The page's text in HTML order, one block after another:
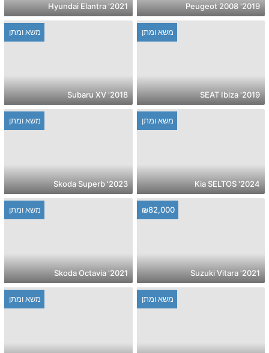
2019' Peugeot 2008
2021' Hyundai Elantra
משא ומתן
2019' SEAT Ibiza
משא ומתן
2018' Subaru XV
משא ומתן
2024' Kia SELTOS
משא ומתן
2023' Skoda Superb
₪82,000
2021' Suzuki Vitara
משא ומתן
2021' Skoda Octavia
משא ומתן משא ומתן